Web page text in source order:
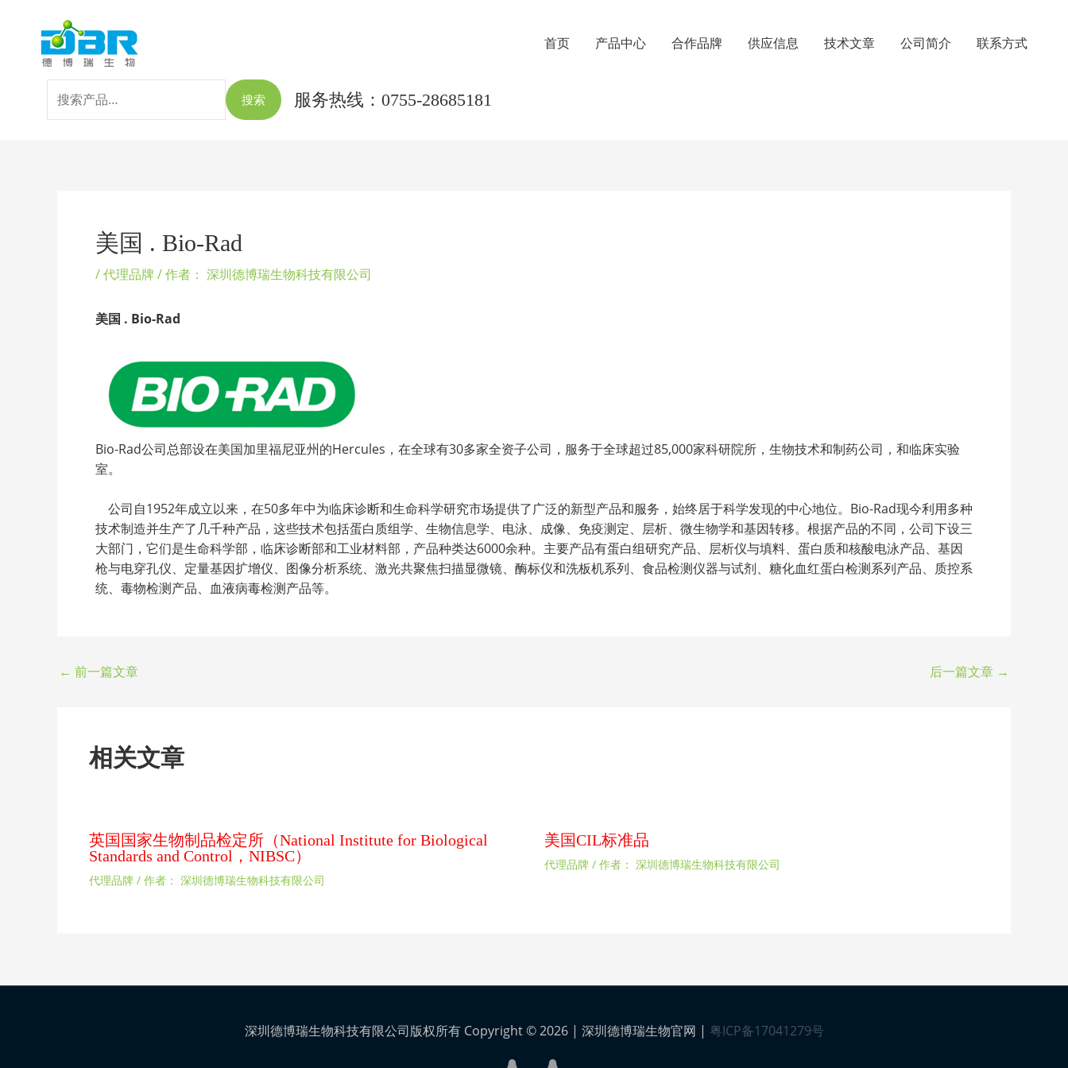
首页 产品中心 合作品牌 供应信息 技术文章 公司简介 联系方式
索：
搜索 服务热线：0755-28685181
美国 . Bio-Rad
/代理品牌/ 作者： 深圳德博瑞生物科技有限公司
美国 . Bio-Rad
Bio-Rad公司总部设在美国加里福尼亚州的Hercules，在全球有30多家全资子公司，服务于全球超过85,000家科研院所，生物技术和制药公司，和临床实验
室。
公司自1952年成立以来，在50多年中为临床诊断和生命科学研究市场提供了广泛的新型产品和服务，始终居于科学发现的中心地位。Bio-Rad现今利用多种
技术制造并生产了几千种产品，这些技术包括蛋白质组学、生物信息学、电泳、成像、免疫测定、层析、微生物学和基因转移。根据产品的不同，公司下设三
大部门，它们是生命科学部，临床诊断部和工业材料部，产品种类达6000余种。主要产品有蛋白组研究产品、层析仪与填料、蛋白质和核酸电泳产品、基因
枪与电穿孔仪、定量基因扩增仪、图像分析系统、激光共聚焦扫描显微镜、酶标仪和洗板机系列、食品检测仪器与试剂、糖化血红蛋白检测系列产品、质控系
统、毒物检测产品、血液病毒检测产品等。
← 前一篇文章 后一篇文章 →
相关文章
英国国家生物制品检定所（National Institute for Biological
Standards and Control，NIBSC）
代理品牌 / 作者： 深圳德博瑞生物科技有限公司
美国CIL标准品
代理品牌 / 作者： 深圳德博瑞生物科技有限公司
深圳德博瑞生物科技有限公司版权所有 Copyright © 2026 | 深圳德博瑞生物官网 | 粤ICP备17041279号